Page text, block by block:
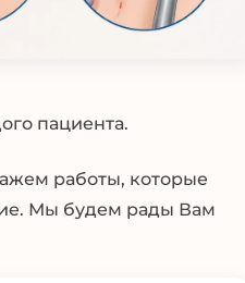
пациента.
работы, которые
Мы будем рады Вам